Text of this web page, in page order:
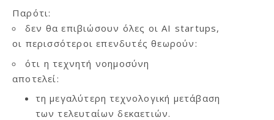
Παρότι:
δεν θα επιβιώσουν όλες οι AI startups,
οι περισσότεροι επενδυτές θεωρούν:
ότι η τεχνητή νοημοσύνη
αποτελεί:
τη μεγαλύτερη τεχνολογική μετάβαση
των τελευταίων δεκαετιών.